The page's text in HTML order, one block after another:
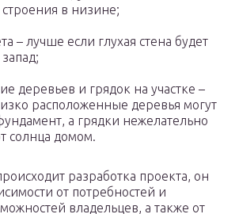
строения в низине;
– лучше если глухая стена будет
деревьев и грядок на участке –
расположенные деревья могут
а грядки нежелательно
солнца домом.
разработка проекта, он
от потребностей и
владельцев, а также от